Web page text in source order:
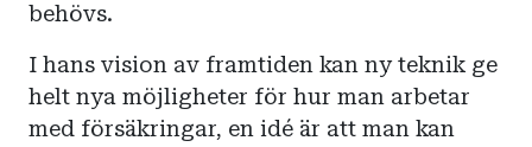
behövs.
I hans vision av framtiden kan ny teknik ge
helt nya möjligheter för hur man arbetar
med försäkringar, en idé är att man kan